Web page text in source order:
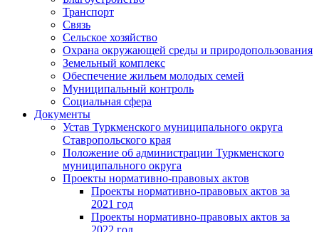
Транспорт
Связь
Сельское хозяйство
Охрана окружающей среды и природопользования
Земельный комплекс
Обеспечение жильем молодых семей
Муниципальный контроль
Социальная сфера
Документы
Устав Туркменского муниципального округа
Ставропольского края
Положение об администрации Туркменского
муниципального округа
Проекты нормативно-правовых актов
Проекты нормативно-правовых актов за
2021 год
Проекты нормативно-правовых актов за
2022 год